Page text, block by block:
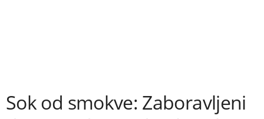
Sok od smokve: Zaboravljeni